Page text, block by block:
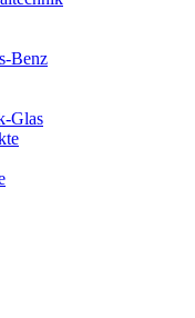
Benz
Glas